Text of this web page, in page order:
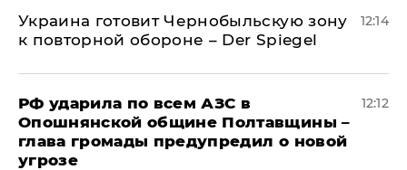
Украина готовит Чернобыльскую зону
к повторной обороне – Der Spiegel
12:14
РФ ударила по всем АЗС в
Опошнянской общине Полтавщины –
глава громады предупредил о новой
угрозе
12:12